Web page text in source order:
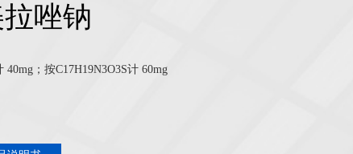
唑钠
40mg；按C17H19N3O3S计 60mg